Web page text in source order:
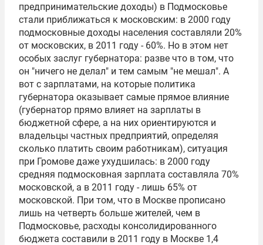
предпринимательские доходы) в Подмосковье
стали приближаться к московским: в 2000 году
подмосковные доходы населения составляли 20%
от московских, в 2011 году - 60%. Но в этом нет
особых заслуг губернатора: разве что в том, что
он "ничего не делал" и тем самым "не мешал". А
вот с зарплатами, на которые политика
губернатора оказывает самые прямое влияние
(губернатор прямо влияет на зарплаты в
бюджетной сфере, а на них ориентируются и
владельцы частных предприятий, определяя
сколько платить своим работникам), ситуация
при Громове даже ухудшилась: в 2000 году
средняя подмосковная зарплата составляла 70%
московской, а в 2011 году - лишь 65% от
московской. При том, что в Москве прописано
лишь на четверть больше жителей, чем в
Подмосковье, расходы консолидированного
бюджета составили в 2011 году в Москве 1,4